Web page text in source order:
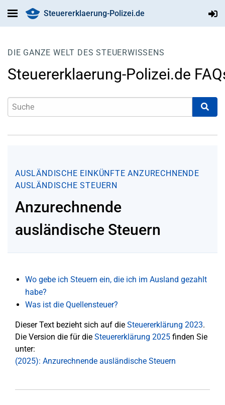
Steuererklaerung-Polizei.de
DIE GANZE WELT DES STEUERWISSENS
Steuererklaerung-Polizei.de
AUSLÄNDISCHE EINKÜNFTE ANZURECHNENDE
AUSLÄNDISCHE STEUERN
Anzurechnende
ausländische Steuern
Wo gebe ich Steuern ein, die ich im Ausland gezahlt
habe?
Was ist die Quellensteuer?
Dieser Text bezieht sich auf die Steuererklärung 2023.
Die Version die für die Steuererklärung 2025 finden Sie
unter:
(2025): Anzurechnende ausländische Steuern